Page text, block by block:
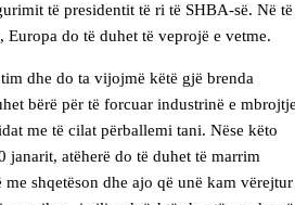
të presidentit të ri të SHBA-së. Në të
Europa do të duhet të veprojë e vetme.
dhe do ta vijojmë këtë gjë brenda
bërë për të forcuar industrinë e
me të cilat përballemi tani. Nëse këto
janarit, atëherë do të duhet të marrim
shqetëson dhe ajo që unë kam